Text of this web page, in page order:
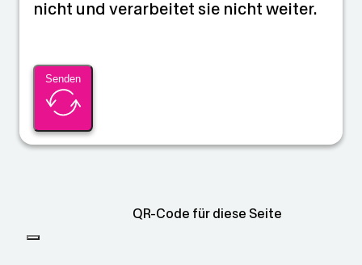
nicht und verarbeitet sie nicht weiter.
Senden
QR-Code für diese Seite